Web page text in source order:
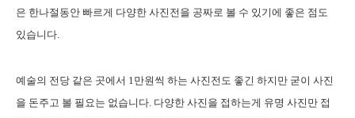
은 한나절동안 빠르게 다양한 사진전을 공짜로 볼 수 있기에 좋은 점도
있습니다.
예술의 전당 같은 곳에서 1만원씩 하는 사진전도 좋긴 하지만 굳이 사진
을 돈주고 볼 필요는 없습니다. 다양한 사진을 접하는게 유명 사진만 접